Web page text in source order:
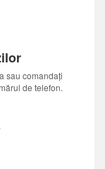
sau comandați
de telefon.